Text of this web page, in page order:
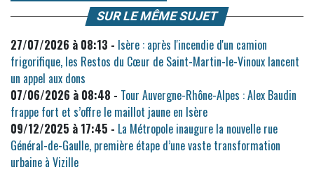
SUR LE MÊME SUJET
27/07/2026 à 08:13 - Isère : après l'incendie d'un camion
frigorifique, les Restos du Cœur de Saint-Martin-le-Vinoux lancent
un appel aux dons
07/06/2026 à 08:48 - Tour Auvergne-Rhône-Alpes : Alex Baudin
frappe fort et s’offre le maillot jaune en Isère
09/12/2025 à 17:45 - La Métropole inaugure la nouvelle rue
Général-de-Gaulle, première étape d’une vaste transformation
urbaine à Vizille